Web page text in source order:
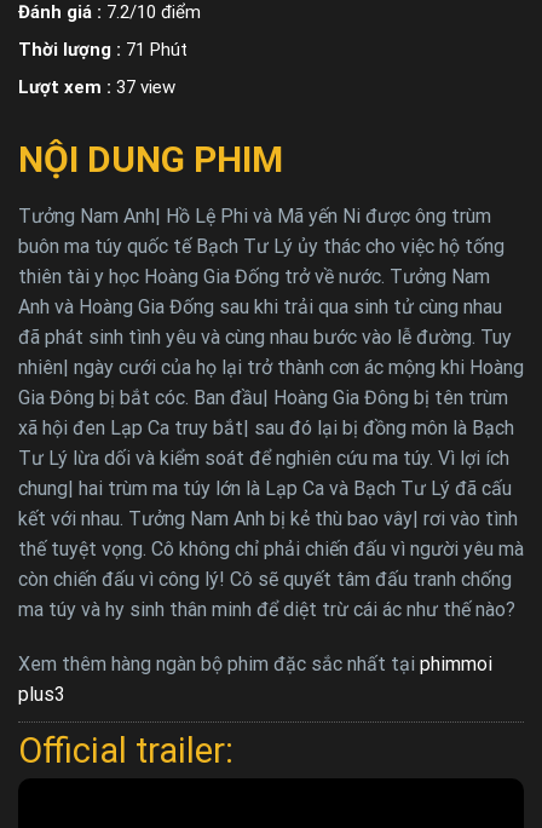
Đánh giá : 7.2/10 điểm
Thời lượng : 71 Phút
Lượt xem : 37 view
NỘI DUNG PHIM
Tưởng Nam Anh| Hồ Lệ Phi và Mã yến Ni được ông trùm
buôn ma túy quốc tế Bạch Tư Lý ủy thác cho việc hộ tống
thiên tài y học Hoàng Gia Đống trở về nước. Tưởng Nam
Anh và Hoàng Gia Đống sau khi trải qua sinh tử cùng nhau
đã phát sinh tình yêu và cùng nhau bước vào lễ đường. Tuy
nhiên| ngày cưới của họ lại trở thành cơn ác mộng khi Hoàng
Gia Đông bị bắt cóc. Ban đầu| Hoàng Gia Đông bị tên trùm
xã hội đen Lạp Ca truy bắt| sau đó lại bị đồng môn là Bạch
Tư Lý lừa dối và kiểm soát để nghiên cứu ma túy. Vì lợi ích
chung| hai trùm ma túy lớn là Lạp Ca và Bạch Tư Lý đã cấu
kết với nhau. Tưởng Nam Anh bị kẻ thù bao vây| rơi vào tình
thế tuyệt vọng. Cô không chỉ phải chiến đấu vì người yêu mà
còn chiến đấu vì công lý! Cô sẽ quyết tâm đấu tranh chống
ma túy và hy sinh thân minh để diệt trừ cái ác như thế nào?
Xem thêm hàng ngàn bộ phim đặc sắc nhất tại phimmoi
plus3
Official trailer: